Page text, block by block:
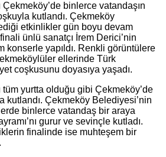
Çekmeköy’de binlerce vatandaşın
kutlandı. Çekmeköy
etkinlikler gün boyu devam
ünlü sanatçı İrem Derici’nin
konserle yapıldı. Renkli görüntülere
ellerinde Türk
coşkusunu doyasıya yaşadı.
tüm yurtta olduğu gibi Çekmeköy’de
kutlandı. Çekmeköy Belediyesi’nin
binlerce vatandaş bir araya
gurur ve sevinçle kutladı.
finalinde ise muhteşem bir